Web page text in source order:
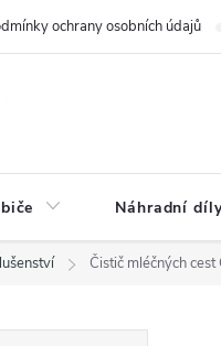
ochrany osobních údajů
Náhradní
Čistič mléčných